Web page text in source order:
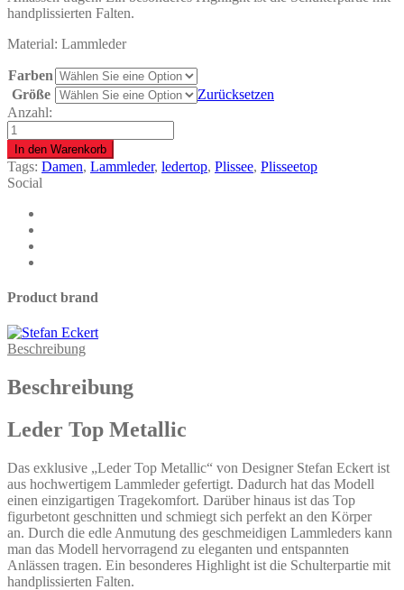
handplissierten Falten.
Material: Lammleder
Farben
Größe
Zurücksetzen
Anzahl:
Leder
Top
Metallic
quantity
In den Warenkorb
Tags: Damen, Lammleder, ledertop, Plissee, Plisseetop
Social
Product brand
Beschreibung
Beschreibung
Leder Top Metallic
Das exklusive „Leder Top Metallic“ von Designer Stefan Eckert ist
aus hochwertigem Lammleder gefertigt. Dadurch hat das Modell
einen einzigartigen Tragekomfort. Darüber hinaus ist das Top
figurbetont geschnitten und schmiegt sich perfekt an den Körper
an. Durch die edle Anmutung des geschmeidigen Lammleders kann
man das Modell hervorragend zu eleganten und entspannten
Anlässen tragen. Ein besonderes Highlight ist die Schulterpartie mit
handplissierten Falten.